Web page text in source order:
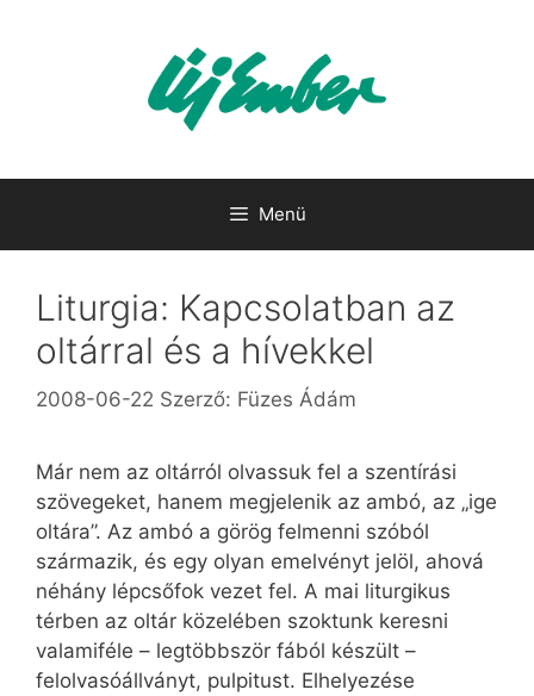
Menü
Liturgia: Kapcsolatban az
oltárral és a hívekkel
2008-06-22 Szerző: Füzes Ádám
Már nem az oltárról olvassuk fel a szentírási
szövegeket, hanem megjelenik az ambó, az „ige
oltára”. Az ambó a görög felmenni szóból
származik, és egy olyan emelvényt jelöl, ahová
néhány lépcsőfok vezet fel. A mai liturgikus
térben az oltár közelében szoktunk keresni
valamiféle – legtöbbször fából készült –
felolvasóállványt, pulpitust. Elhelyezése